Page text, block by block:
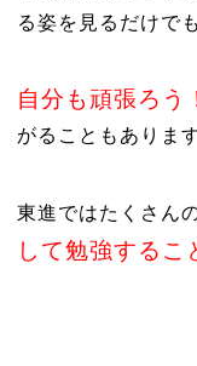
る姿を見るだけでも
自分も頑張ろう
がることもあります
東進ではたくさん
して勉強するこ